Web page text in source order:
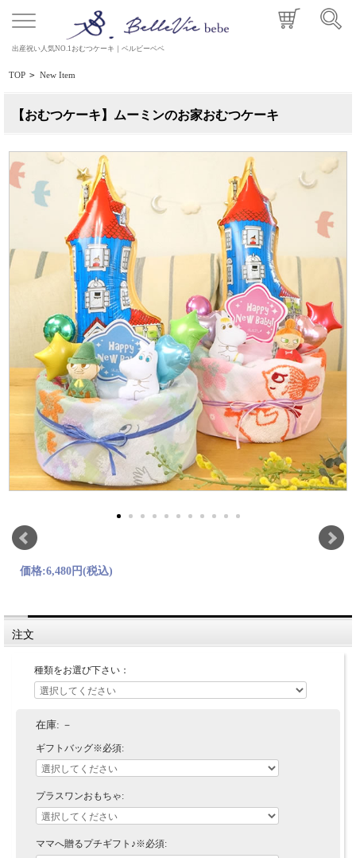
出産祝い人気NO.1おむつケーキ｜ベルビーベベ
TOP > New Item
【おむつケーキ】ムーミンのお家おむつケーキ
価格:6,480円(税込)
注文
種類をお選び下さい：
在庫: －
ギフトバッグ※必須:
プラスワンおもちゃ:
ママへ贈るプチギフト♪※必須: